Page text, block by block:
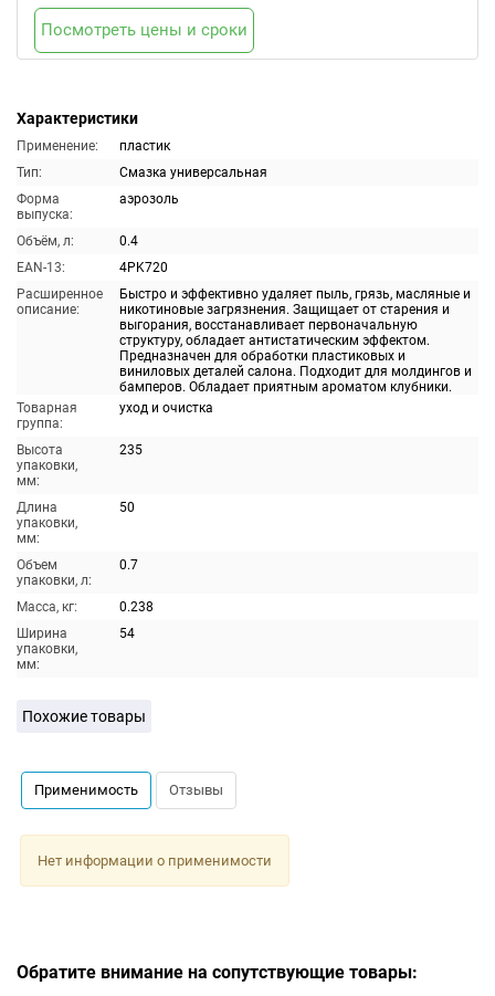
Характеристики
Применение:
пластик
Тип:
Смазка универсальная
Форма
выпуска:
аэрозоль
Объём, л:
0.4
EAN-13:
4PK720
Расширенное
описание:
Быстро и эффективно удаляет пыль, грязь, масляные и
никотиновые загрязнения. Защищает от старения и
выгорания, восстанавливает первоначальную
структуру, обладает антистатическим эффектом.
Предназначен для обработки пластиковых и
виниловых деталей салона. Подходит для молдингов и
бамперов. Обладает приятным ароматом клубники.
Товарная
группа:
уход и очистка
Высота
упаковки,
мм:
235
Длина
упаковки,
мм:
50
Объем
упаковки, л:
0.7
Масса, кг:
0.238
Ширина
упаковки,
мм:
54
Посмотреть цены и сроки
Похожие товары
Применимость Отзывы
Нет информации о применимости
Обратите внимание на сопутствующие товары: